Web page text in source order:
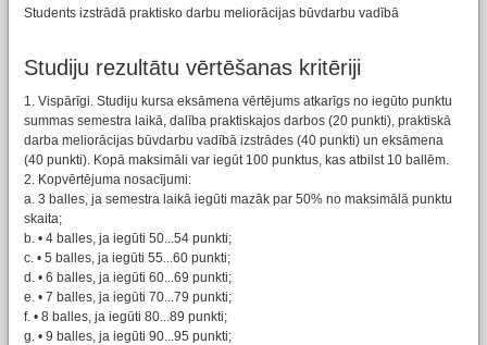
Students izstrādā praktisko darbu meliorācijas būvdarbu vadībā
Studiju rezultātu vērtēšanas kritēriji
1. Vispārīgi. Studiju kursa eksāmena vērtējums atkarīgs no iegūto punktu
summas semestra laikā, dalība praktiskajos darbos (20 punkti), praktiskā
darba meliorācijas būvdarbu vadībā izstrādes (40 punkti) un eksāmena
(40 punkti). Kopā maksimāli var iegūt 100 punktus, kas atbilst 10 ballēm.
2. Kopvērtējuma nosacījumi:
a. 3 balles, ja semestra laikā iegūti mazāk par 50% no maksimālā punktu
skaita;
b. • 4 balles, ja iegūti 50...54 punkti;
c. • 5 balles, ja iegūti 55...60 punkti;
d. • 6 balles, ja iegūti 60...69 punkti;
e. • 7 balles, ja iegūti 70...79 punkti;
f. • 8 balles, ja iegūti 80...89 punkti;
g. • 9 balles, ja iegūti 90...95 punkti;